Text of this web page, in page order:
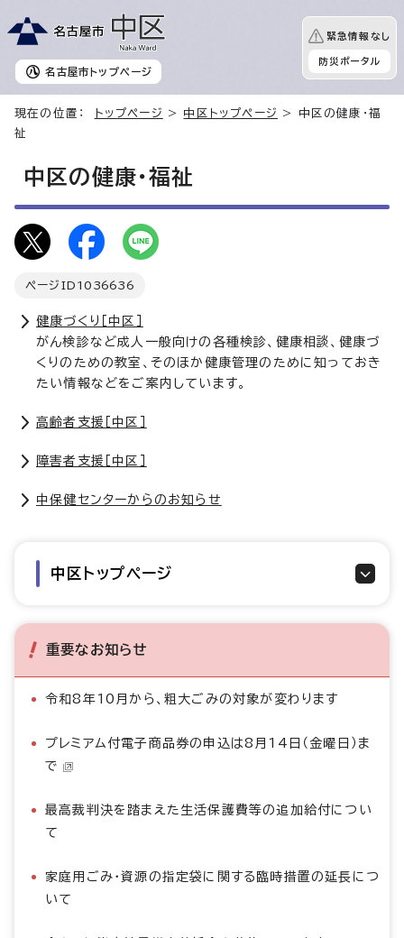
名古屋市 トップページ
緊急情報なし
防災ポータル
現在の位置： トップページ > 中区トップページ
> 中区の健康・福
祉
中区の健康・福祉
ページID 1036636
健康づくり［中区］
がん検診など成人一般向けの各種検診、健康相談、健康づ
くりのための教室、そのほか健康管理のために知っておき
たい情報などをご案内しています。
高齢者支援［中区］
障害者支援［中区］
中保健センターからのお知らせ
中区トップページ
重要なお知らせ
令和8年10月から、粗大ごみの対象が変わります
プレミアム付電子商品券の申込は8月14日（金曜日）ま
で
最高裁判決を踏まえた生活保護費等の追加給付につい
て
家庭用ごみ・資源の指定袋に関する臨時措置の延長につ
いて